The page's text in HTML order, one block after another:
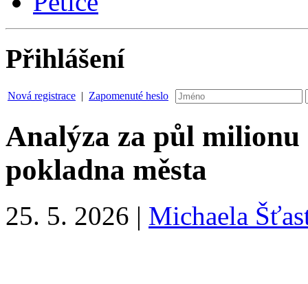
Přihlášení
Nová registrace | Zapomenuté heslo
Analýza za půl
pokladna města
25. 5. 2026 | Michaela